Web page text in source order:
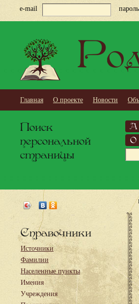
e-mail пароль
Главная О проекте Новости
Поиск
персональной
страницы
А
О
Справочники
Источники
Фамилии
Населенные пункты
Имения
Учреждения